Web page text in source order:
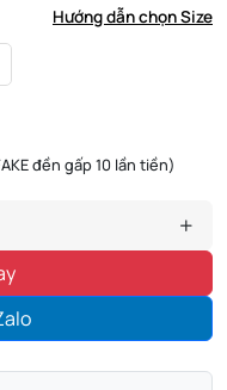
Hướng dẫn chọn Size
đền gấp 10 lần tiền)